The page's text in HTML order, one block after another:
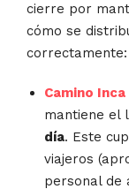
cierre por
cómo se
correctamente:
Camino
mantiene el
día. Este
viajeros
personal de